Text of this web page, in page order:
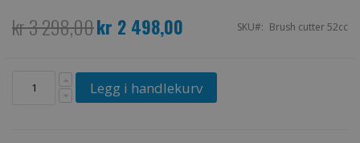
kr 3 298,00 Spesialpris
kr 2 498,00 SKU Brush cutter 52cc
Legg i handlekurv